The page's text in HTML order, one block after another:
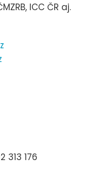
ICC ČR aj.
313 176